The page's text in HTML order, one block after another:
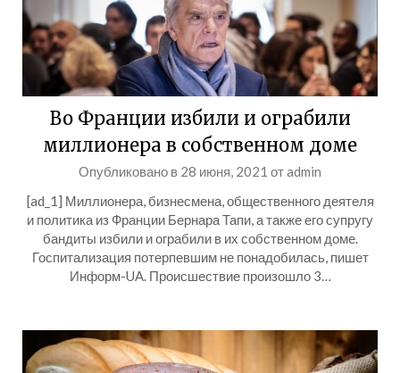
Во Франции избили и ограбили
миллионера в собственном доме
Опубликовано в 28 июня, 2021 отadmin
[ad_1] Миллионера, бизнесмена, общественного деятеля
и политика из Франции Бернара Тапи, а также его супругу
бандиты избили и ограбили в их собственном доме.
Госпитализация потерпевшим не понадобилась, пишет
Информ-UA. Происшествие произошло 3…